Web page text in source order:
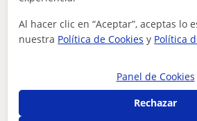
ver más
Al hacer clic en “Aceptar”, aceptas lo
nuestra Política de Cookies y Política
Panel de Cookies
Rechazar